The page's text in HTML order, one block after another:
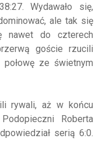
Wydawało się,
ale tak się
nawet do czterech
goście rzucili
ze świetnym
rywali, aż w końcu
Roberta
serią 6:0.